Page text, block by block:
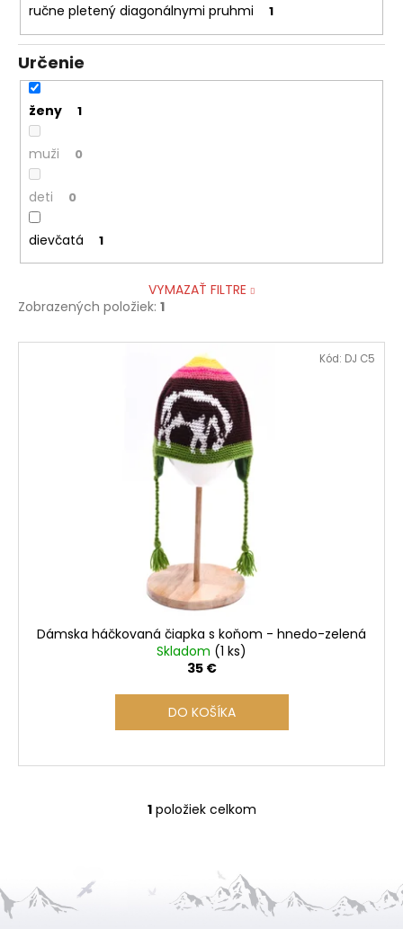
ručne pletený diagonálnymi pruhmi 1
Určenie
ženy 1
muži 0
deti 0
dievčatá 1
VYMAZAŤ FILTRE
Zobrazených položiek: 1
V
Dámska háčkovaná čiapka s koňom - hnedo-zelená
Skladom (1 ks)
35 €
DO KOŠÍKA
Kód: DJ C5
O
d
1položiek celkom